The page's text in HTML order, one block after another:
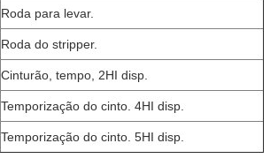
Roda para levar.
Roda do stripper.
Cinturão, tempo, 2HI disp.
Temporização do cinto. 4HI disp.
Temporização do cinto. 5HI disp.